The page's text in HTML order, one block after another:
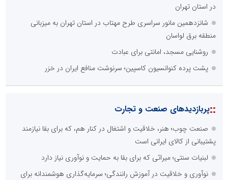
در استان تهران
شانزدهمین مانور سراسری طرح مهتاب در استان تهران به میزبانی
منطقه برق لواسان
روشنایی مسجد، امانتی برای عبادت
پشت پرده کنوانسیون کاسپین؛ سرنوشت منافع ایران در خزر
::پربازدیدهای صنعت و تجارت
صنعت چوب؛ هنر، خلاقیت و اشتغال در کنار هم، که برای بقا نیازمند
پشتیبانی از کالای ایرانی است
لبنیات سنتی؛ میراثی که برای بقا به حمایت و نوآوری نیاز دارد
نوآوری و خلاقیت در آموزش رانندگی؛ سرمایه‌گذاری هوشمندانه برای